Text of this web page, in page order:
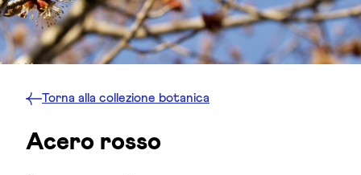
Torna alla collezione botanica
Acero rosso